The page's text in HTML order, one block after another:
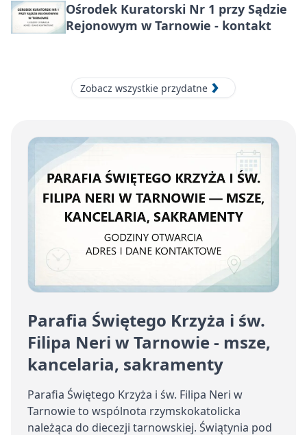
Ośrodek Kuratorski Nr 1 przy Sądzie
Rejonowym w Tarnowie - kontakt
Zobacz wszystkie przydatne
Parafia Świętego Krzyża i św.
Filipa Neri w Tarnowie - msze,
kancelaria, sakramenty
Parafia Świętego Krzyża i św. Filipa Neri w
Tarnowie to wspólnota rzymskokatolicka
należąca do diecezji tarnowskiej. Świątynia pod